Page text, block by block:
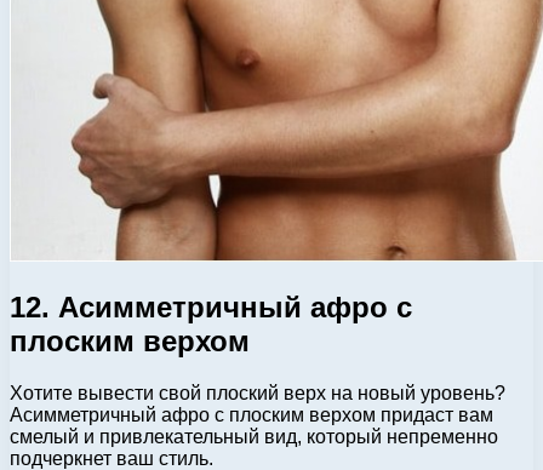
12. Асимметричный афро с
плоским верхом
Хотите вывести свой плоский верх на новый уровень?
Асимметричный афро с плоским верхом придаст вам
смелый и привлекательный вид, который непременно
подчеркнет ваш стиль.